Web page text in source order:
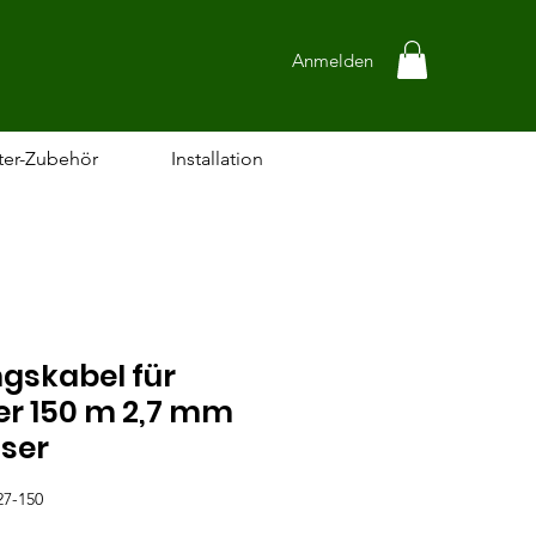
Anmelden
Zubehör Installation
für
150 m 2,7 mm
150